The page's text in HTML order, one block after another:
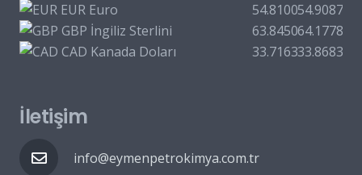
EUR Euro 54.9087
54.8100
GBP İngiliz Sterlini 64.1778
63.8450
CAD Kanada Doları 33.8683
33.7163
İletişim
info@eymenpetrokimya.com.tr